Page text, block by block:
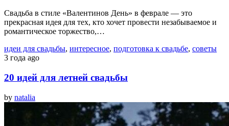
Свадьба в стиле «Валентинов День» в феврале — это
прекрасная идея для тех, кто хочет провести незабываемое и
романтическое торжество,…
идеи для свадьбы, интересное, подготовка к свадьбе, советы
3 года ago
20 идей для летней свадьбы
by natalia